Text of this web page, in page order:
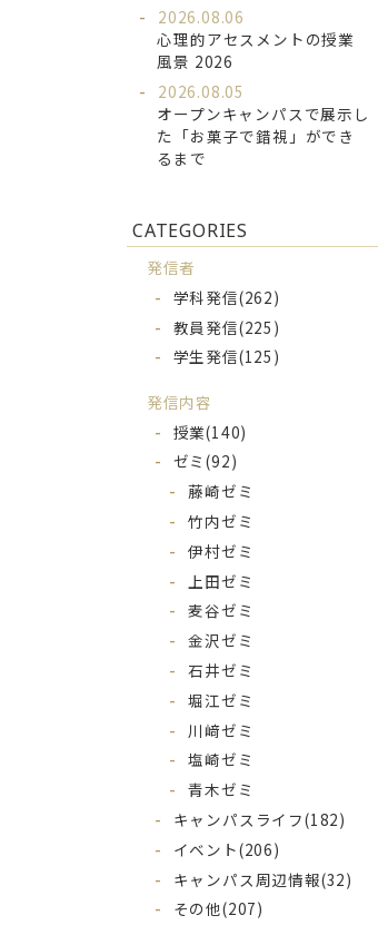
2026.08.06
心理的アセスメントの授業
風景 2026
2026.08.05
オープンキャンパスで展示し
た「お菓子で錯視」ができ
るまで
CATEGORIES
発信者
学科発信(262)
教員発信(225)
学生発信(125)
発信内容
授業(140)
ゼミ(92)
藤崎ゼミ
竹内ゼミ
伊村ゼミ
上田ゼミ
麦谷ゼミ
金沢ゼミ
石井ゼミ
堀江ゼミ
川﨑ゼミ
塩崎ゼミ
青木ゼミ
キャンパスライフ(182)
イベント(206)
キャンパス周辺情報(32)
その他(207)